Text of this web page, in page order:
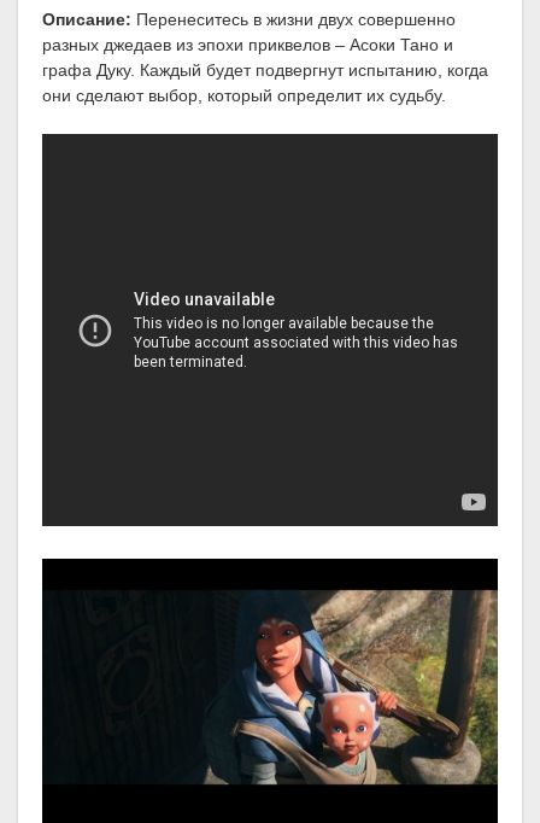
Описание: Перенеситесь в жизни двух совершенно
разных джедаев из эпохи приквелов – Асоки Тано и
графа Дуку. Каждый будет подвергнут испытанию, когда
они сделают выбор, который определит их судьбу.